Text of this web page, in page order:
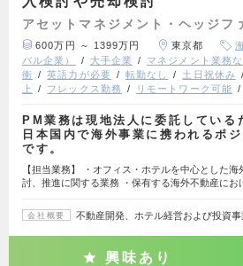
アセットマネジメント・ヘッジフ
600万円 ～ 1399万円 東京都
バル企業）
大手企業 マネジメント業務な
衝
英語力が必要 転勤なし 土日祝休み
上
フレックス勤務 リモートワーク可能
PM業務は現地法人に委託している
日本国内で海外事業に携われるポ
です。
【担当業務】 ・オフィス・ホテルを中心とした
討、推進に関する業務 ・保有する海外不動産にお
会社概要 不動産開発、ホテル経営および投資事
興味あり